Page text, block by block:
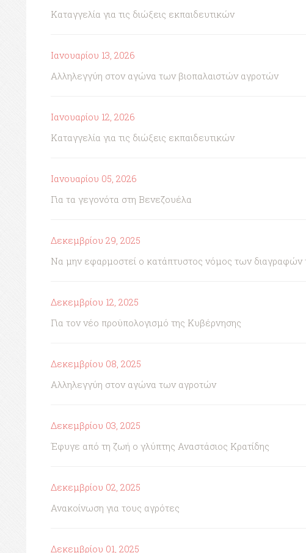
Καταγγελία για τις διώξεις εκπαιδευτικών
Ιανουαρίου 13, 2026
Αλληλεγγύη στον αγώνα των βιοπαλαιστών αγροτών
Ιανουαρίου 12, 2026
Καταγγελία για τις διώξεις εκπαιδευτικών
Ιανουαρίου 05, 2026
Για τα γεγονότα στη Βενεζουέλα
Δεκεμβρίου 29, 2025
Να μην εφαρμοστεί ο κατάπτυστος νόμος των διαγραφών
Δεκεμβρίου 12, 2025
Για τον νέο προϋπολογισμό της Κυβέρνησης
Δεκεμβρίου 08, 2025
Αλληλεγγύη στον αγώνα των αγροτών
Δεκεμβρίου 03, 2025
Έφυγε από τη ζωή ο γλύπτης Αναστάσιος Κρατίδης
Δεκεμβρίου 02, 2025
Ανακοίνωση για τους αγρότες
Δεκεμβρίου 01, 2025